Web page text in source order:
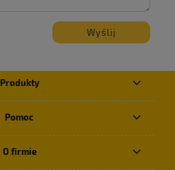
Wyślij
Produkty
Pomoc
O firmie